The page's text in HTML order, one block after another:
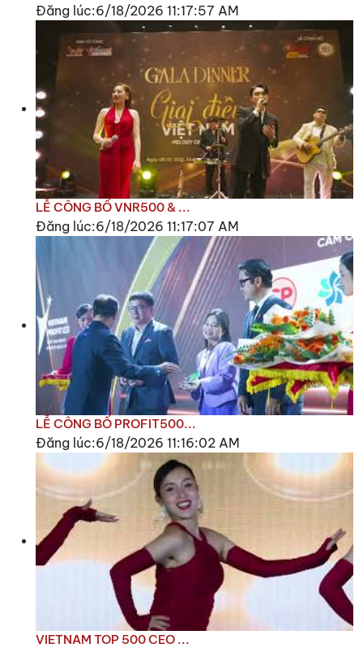
Đăng lúc:6/18/2026 11:17:57 AM
LỄ CÔNG BỐ VNR500 & ...
Đăng lúc:6/18/2026 11:17:07 AM
LỄ CÔNG BỐ PROFIT500...
Đăng lúc:6/18/2026 11:16:02 AM
VIETNAM TOP 500 CEO ...